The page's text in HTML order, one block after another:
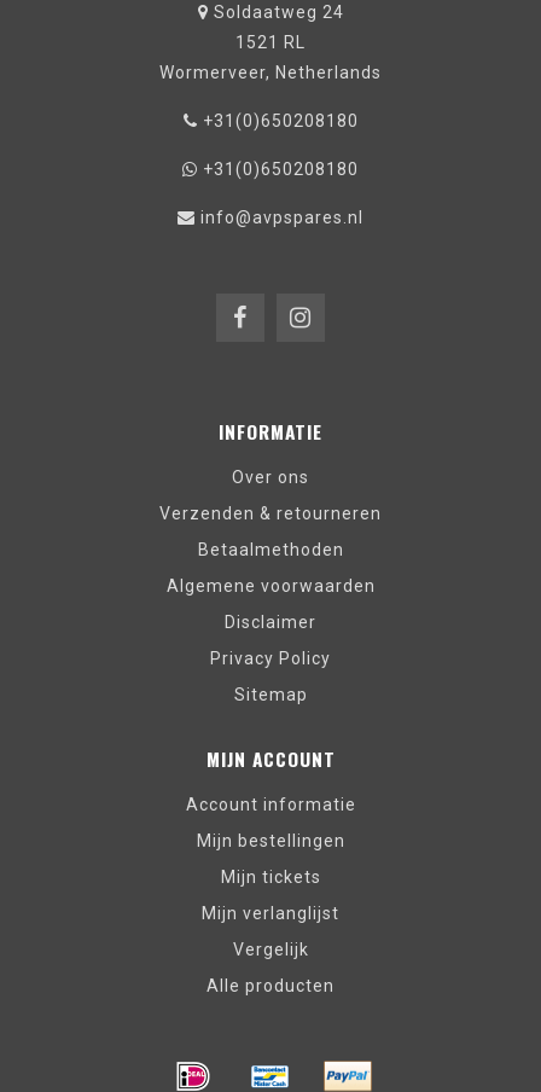
Soldaatweg 24
1521 RL
Wormerveer, Netherlands
+31(0)650208180
+31(0)650208180
info@avpspares.nl
INFORMATIE
Over ons
Verzenden & retourneren
Betaalmethoden
Algemene voorwaarden
Disclaimer
Privacy Policy
Sitemap
MIJN ACCOUNT
Account informatie
Mijn bestellingen
Mijn tickets
Mijn verlanglijst
Vergelijk
Alle producten